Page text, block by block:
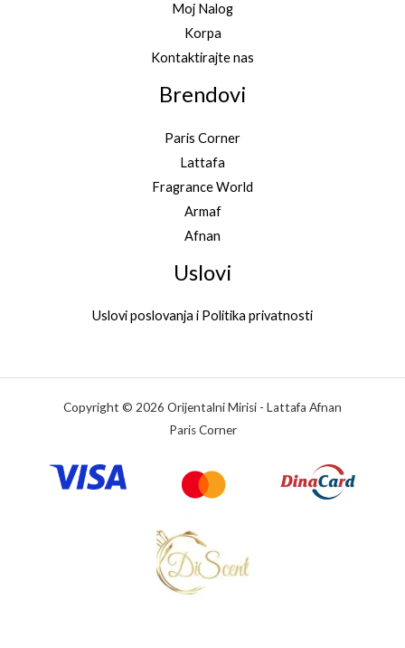
Moj Nalog
Korpa
Kontaktirajte nas
Brendovi
Paris Corner
Lattafa
Fragrance World
Armaf
Afnan
Uslovi
Uslovi poslovanja i Politika privatnosti
Copyright © 2026 Orijentalni Mirisi - Lattafa Afnan
Paris Corner